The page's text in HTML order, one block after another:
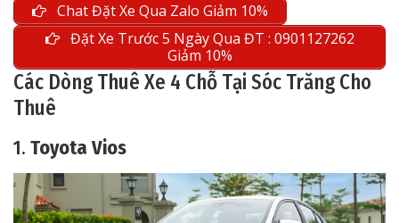
Chat Đặt Xe Qua Zalo Giảm 10%
Đặt Xe Trước 5 Ngày Qua ĐT : 0901127262
Giảm 10%
Các Dòng Thuê Xe 4 Chỗ Tại Sóc Trăng Cho
Thuê
1. Toyota Vios